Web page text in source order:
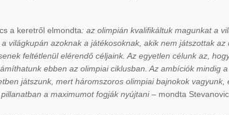
a keretről elmondta: az olimpián kvalifikáltuk magunkat a
világkupán azoknak a játékosoknak, akik nem játszottak az
feltétlenül elérendő céljaink. Az egyetlen célunk az,
ebben az olimpiai ciklusban. Az ambíciók mindig a
játszunk, mert háromszoros olimpiai bajnokok vagyunk,
a maximumot fogják nyújtani– mondta